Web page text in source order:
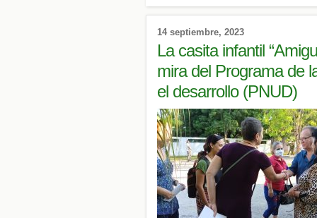
14 septiembre, 2023
La casita infantil
mira del Programa de
el desarrollo (PNUD)